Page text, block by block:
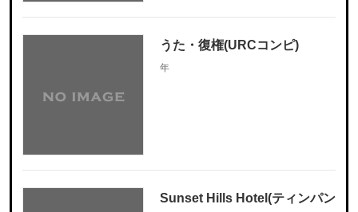
うた・復権(URCコンピ)
年
Sunset Hills Hotel(ティンパン